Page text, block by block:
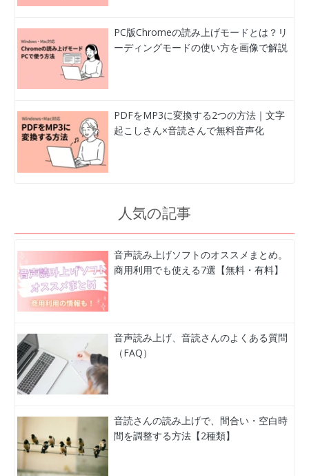
PC版Chromeの読み上げモードとは？リ
ーディングモードの使い方を画像で解説
PDFをMP3に変換する2つの方法｜文字
起こしさん×音読さんで無料音声化
人気の記事
音声読み上げソフトのオススメまとめ。
商用利用でも使える7選【無料・有料】
音声読み上げ、音読さんのよくある質問
（FAQ）
音読さんの読み上げで、間合い・空白時
間を調整する方法【2種類】